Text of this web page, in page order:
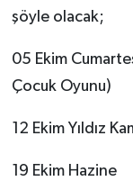
şöyle olacak;
05 Ekim
Çocuk Oyunu)
12 Ekim Yıldız
19 Ekim Hazine